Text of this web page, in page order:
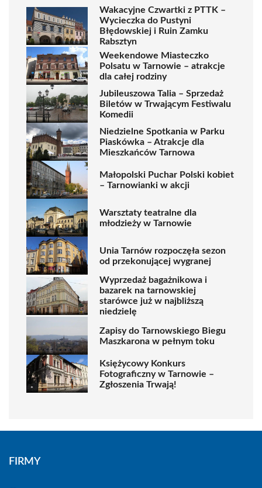
Wakacyjne Czwartki z PTTK –
Wycieczka do Pustyni
Błędowskiej i Ruin Zamku
Rabsztyn
Weekendowe Miasteczko
Polsatu w Tarnowie – atrakcje
dla całej rodziny
Jubileuszowa Talia – Sprzedaż
Biletów w Trwającym Festiwalu
Komedii
Niedzielne Spotkania w Parku
Piaskówka – Atrakcje dla
Mieszkańców Tarnowa
Małopolski Puchar Polski kobiet
– Tarnowianki w akcji
Warsztaty teatralne dla
młodzieży w Tarnowie
Unia Tarnów rozpoczęła sezon
od przekonującej wygranej
Wyprzedaż bagażnikowa i
bazarek na tarnowskiej
starówce już w najbliższą
niedzielę
Zapisy do Tarnowskiego Biegu
Maszkarona w pełnym toku
Księżycowy Konkurs
Fotograficzny w Tarnowie –
Zgłoszenia Trwają!
FIRMY